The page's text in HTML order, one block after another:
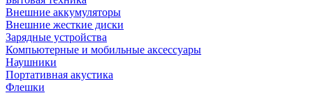
Внешние аккумуляторы
Внешние жесткие диски
Зарядные устройства
Компьютерные и мобильные аксессуары
Наушники
Портативная акустика
Флешки